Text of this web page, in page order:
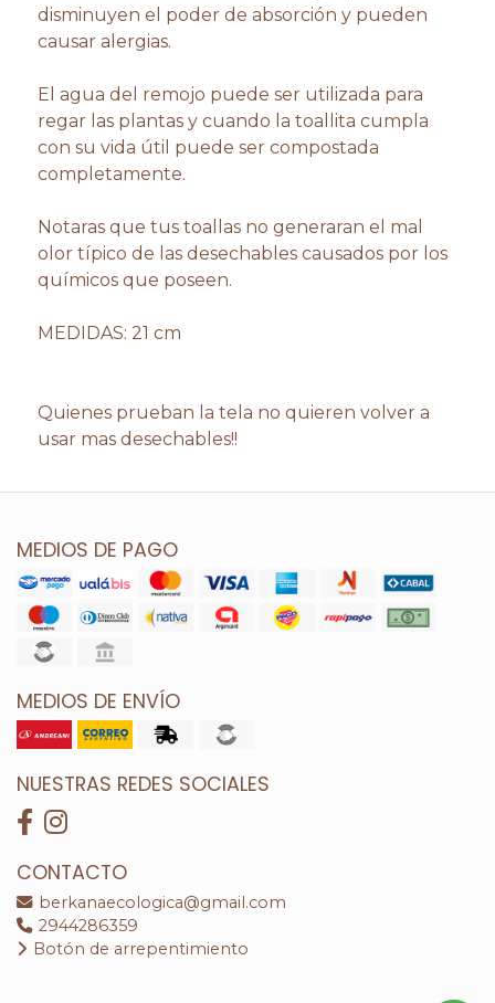
disminuyen el poder de absorción y pueden
causar alergias.
El agua del remojo puede ser utilizada para
regar las plantas y cuando la toallita cumpla
con su vida útil puede ser compostada
completamente.
Notaras que tus toallas no generaran el mal
olor típico de las desechables causados por los
químicos que poseen.
MEDIDAS: 21 cm
Quienes prueban la tela no quieren volver a
usar mas desechables!!
MEDIOS DE PAGO
MEDIOS DE ENVÍO
NUESTRAS REDES SOCIALES
CONTACTO
berkanaecologica@gmail.com
2944286359
Botón de arrepentimiento